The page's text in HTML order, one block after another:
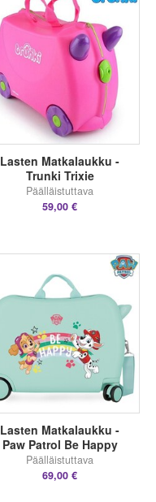
Lasten Matkalaukku -
Trunki Trixie
Päälläistuttava
59,00 €
Lasten Matkalaukku -
Paw Patrol Be Happy
Päälläistuttava
69,00 €